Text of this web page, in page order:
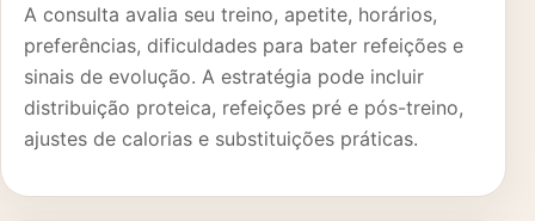
A consulta avalia seu treino, apetite, horários,
preferências, dificuldades para bater refeições e
sinais de evolução. A estratégia pode incluir
distribuição proteica, refeições pré e pós-treino,
ajustes de calorias e substituições práticas.